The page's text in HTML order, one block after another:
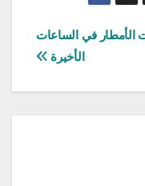
الأمطار في الساعات
الأخيرة